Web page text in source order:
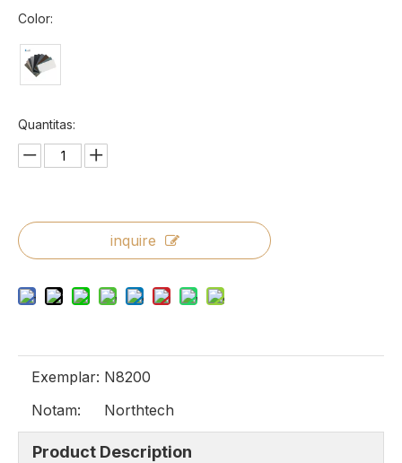
Color:
Quantitas:
inquire
Exemplar: N8200
Notam:
Northtech
Product Description